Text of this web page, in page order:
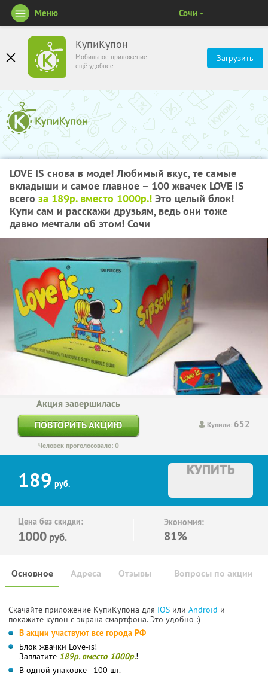
КупиКупон
Мобильное приложение
ещё удобнее
Загрузить
Меню Сочи
LOVE IS снова в моде! Любимый вкус, те самые
вкладыши и самое главное – 100 жвачек LOVE IS
всего за 189р. вместо 1000р.! Это целый блок!
Купи сам и расскажи друзьям, ведь они тоже
давно мечтали об этом! Сочи
Купили: 652
Акция завершилась
ПОВТОРИТЬ АКЦИЮ
Человек проголосовало: 0
189 руб.
КУПИТЬ
Цена без скидки:
1000 руб.
Экономия:
81%
Основное Отзывы Вопросы по акции
Адреса
Скачайте приложение КупиКупона для IOS или Android и
покажите купон с экрана смартфона. Это удобно :)
В акции участвуют все города РФ
Блок жвачки Love-is!
Заплатите 189р. вместо 1000р.!
В одной упаковке - 100 шт.